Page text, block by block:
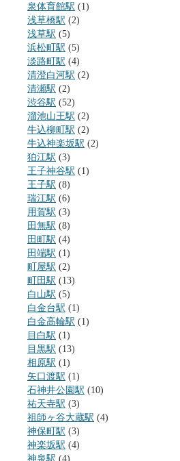
泉体育館駅 (1)
浅草橋駅 (2)
浅草駅 (5)
浜松町駅 (5)
淡路町駅 (4)
清澄白河駅 (2)
清瀬駅 (2)
渋谷駅 (52)
溜池山王駅 (2)
牛込柳町駅 (2)
牛込神楽坂駅 (2)
狛江駅 (3)
王子神谷駅 (1)
王子駅 (8)
瑞江駅 (6)
用賀駅 (3)
田無駅 (8)
田町駅 (4)
田端駅 (1)
町屋駅 (2)
町田駅 (13)
白山駅 (5)
白金台駅 (1)
白金高輪駅 (1)
目白駅 (1)
目黒駅 (13)
相原駅 (1)
矢口渡駅 (1)
石神井公園駅 (10)
祐天寺駅 (3)
祖師ヶ谷大蔵駅 (4)
神保町駅 (3)
神楽坂駅 (4)
神泉駅 (4)